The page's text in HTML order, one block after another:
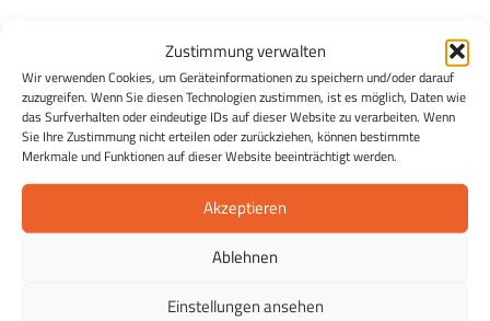
Zustimmung verwalten
Wir verwenden Cookies, um Geräteinformationen zu speichern und/oder darauf
zuzugreifen. Wenn Sie diesen Technologien zustimmen, ist es möglich, Daten wie
das Surfverhalten oder eindeutige IDs auf dieser Website zu verarbeiten. Wenn
Sie Ihre Zustimmung nicht erteilen oder zurückziehen, können bestimmte
Merkmale und Funktionen auf dieser Website beeinträchtigt werden.
Akzeptieren
Ablehnen
Einstellungen ansehen
Der Essen & Wissen Newsletter
Essen & Wissen in Ihrem Postfach:Entdecken Sie die
Möglichkeiten einer gesunden Ernährung und erhalten Sie
in regelmäßigen Abständen Tipps zu einer gesunden
Ernährung, Rezepte sowie Infos zu Veranstaltungen und
Projekten der ESSEN WISSEN Stiftung Eildermann.
Kostenlos und unverbindlich und jederzeit abmeldbar.